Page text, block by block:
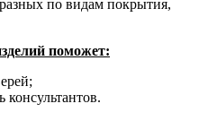
по видам покрытия,
поможет: